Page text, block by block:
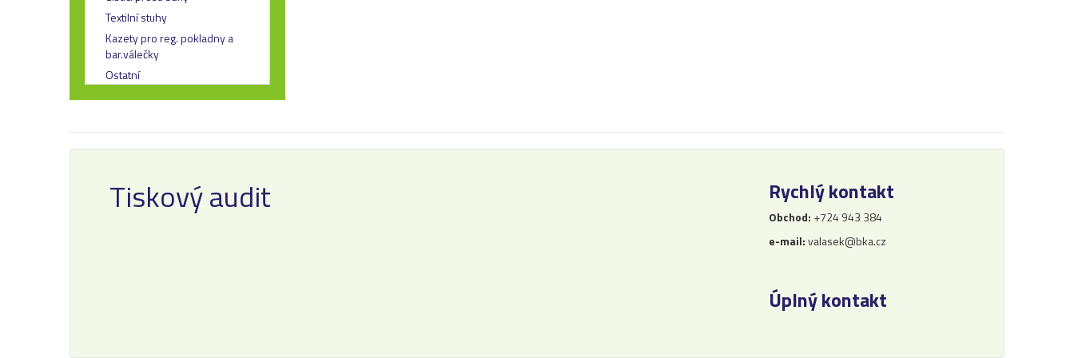
Textilní stuhy
Kazety pro reg. pokladny a
bar.válečky
Ostatní
Tiskový audit Rychlý kontakt
Obchod: +724 943 384
e-mail:valasek@bka.cz
Úplný kontakt